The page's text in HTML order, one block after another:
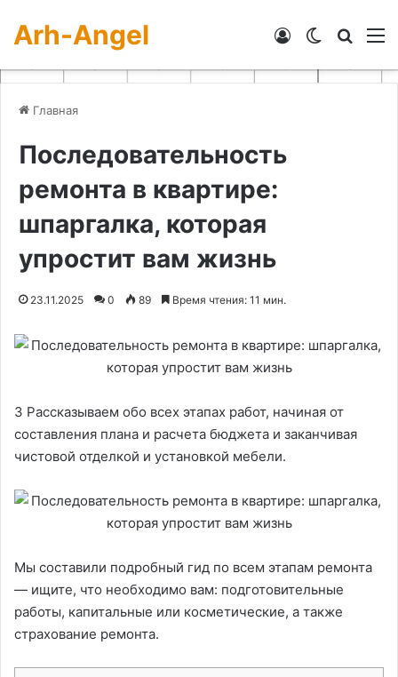
Arh-Angel Switch skin
Войти
Главная
Последовательность
ремонта в квартире:
шпаргалка, которая
упростит вам жизнь
23.11.2025 0 89 Время чтения: 11 мин.
3 Рассказываем обо всех этапах работ, начиная от
составления плана и расчета бюджета и заканчивая
чистовой отделкой и установкой мебели.
Мы составили подробный гид по всем этапам ремонта
— ищите, что необходимо вам: подготовительные
работы, капитальные или косметические, а также
страхование ремонта.